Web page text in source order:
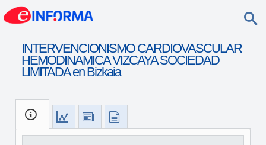
INTERVENCIONISMO CARDIOVASCULAR
HEMODINAMICA VIZCAYA SOCIEDAD
LIMITADA en Bizkaia